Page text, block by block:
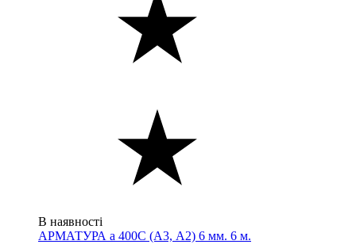
В наявності
АРМАТУРА а 400C (A3, А2) 6 мм. 6 м.